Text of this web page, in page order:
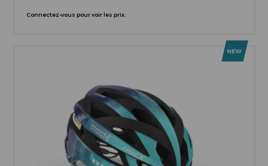
Connectez-vous pour voir les prix.